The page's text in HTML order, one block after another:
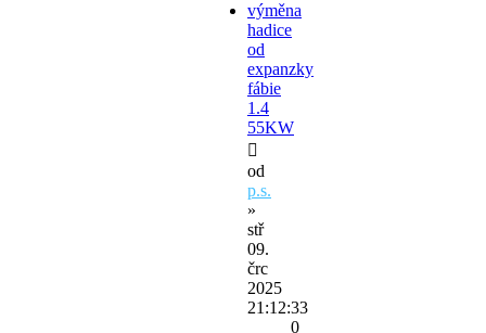
výměna
hadice
od
expanzky
fábie
1.4
55KW
od
p.s.
»
stř
09.
črc
2025
21:12:33
0